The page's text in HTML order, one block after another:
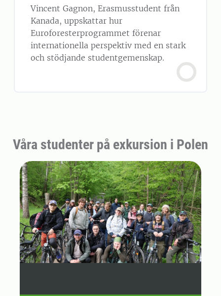
Vincent Gagnon, Erasmusstudent från
Kanada, uppskattar hur
Euroforesterprogrammet förenar
internationella perspektiv med en stark
och stödjande studentgemenskap.
Våra studenter på exkursion i Polen